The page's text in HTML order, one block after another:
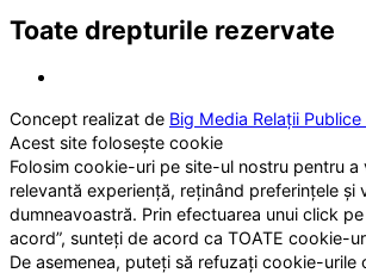
Toate drepturile rezervate
Concept realizat de Big Media Relații Publice
Acest site folosește cookie
Folosim cookie-uri pe site-ul nostru pentru a
relevantă experiență, reținând preferințele și
dumneavoastră. Prin efectuarea unui click
acord”, sunteți de acord ca TOATE cookie-
De asemenea, puteți să refuzați cookie-urile